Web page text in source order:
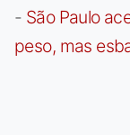
- São Paulo
peso, mas